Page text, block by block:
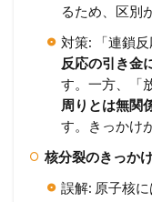
るため、区別
対策: 「連鎖
反応の引き金
す。一方、「
周りとは無関
す。きっかけ
核分裂のきっか
誤解: 原子核